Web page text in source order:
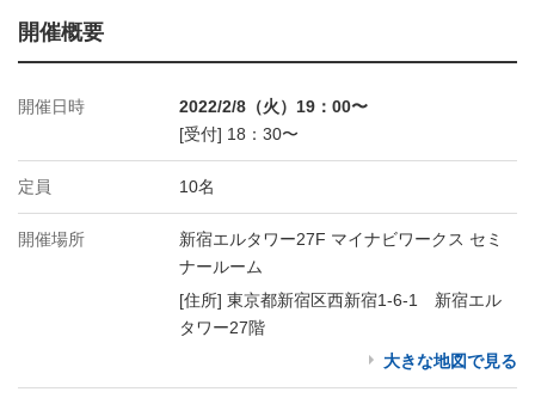
開催概要
開催日時
2022/2/8（火）19：00〜
[受付] 18：30〜
定員 10名
開催場所
新宿エルタワー27F マイナビワークス セミ
ナールーム
[住所] 東京都新宿区西新宿1-6-1 新宿エル
タワー27階
大きな地図で見る